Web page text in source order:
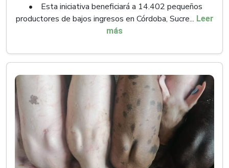
• Esta iniciativa beneficiará a 14.402 pequeños
productores de bajos ingresos en Córdoba, Sucre... Leer
más